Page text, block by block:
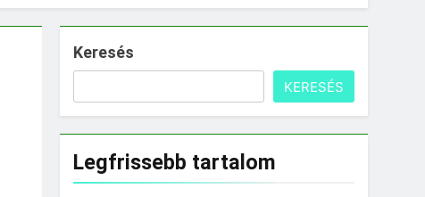
Keresés
KERESÉS
Legfrissebb tartalom